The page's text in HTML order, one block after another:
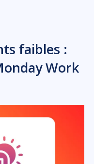
faibles :
Work